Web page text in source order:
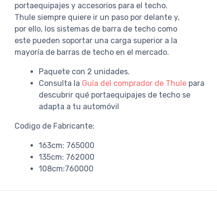
portaequipajes y accesorios para el techo.
Thule siempre quiere ir un paso por delante y,
por ello, los sistemas de barra de techo como
este pueden soportar una carga superior a la
mayoría de barras de techo en el mercado.
Paquete con 2 unidades.
Consulta la Guía del comprador de Thule para
descubrir qué portaequipajes de techo se
adapta a tu automóvil
Codigo de Fabricante:
163cm: 765000
135cm: 762000
108cm:760000